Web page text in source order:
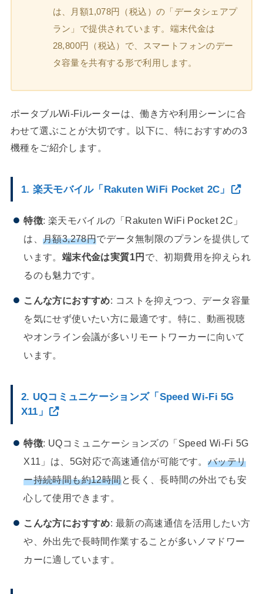
は、月額1,078円（税込）の「データシェアプ
ラン」で提供されています。端末代金は
28,800円（税込）で、スマートフォンのデー
タ容量を共有する形で利用します。
ポータブルWi-Fiルーターは、働き方や利用シーンに合
わせて選ぶことが大切です。以下に、特におすすめの3
機種をご紹介します。
1. 楽天モバイル「Rakuten WiFi Pocket 2C」
特徴: 楽天モバイルの「Rakuten WiFi Pocket 2C」
は、 月額3,278円でデータ無制限のプランを提供して
います。 端末代金は実質1円 で、初期費用を抑えられ
るのも魅力です。
こんな方におすすめ: コストを抑えつつ、データ容量
を気にせず使いたい方に最適です。特に、動画視聴
やオンライン会議が多いリモートワーカーに向いて
います。
2. UQコミュニケーションズ「Speed Wi-Fi 5G
X11」
特徴: UQコミュニケーションズの「Speed Wi-Fi 5G
X11」は、5G対応で高速通信が可能です。 バッテリ
ー持続時間も約12時間と長く、長時間の外出でも安
心して使用できます。
こんな方におすすめ: 最新の高速通信を活用したい方
や、外出先で長時間作業することが多いノマドワー
カーに適しています。